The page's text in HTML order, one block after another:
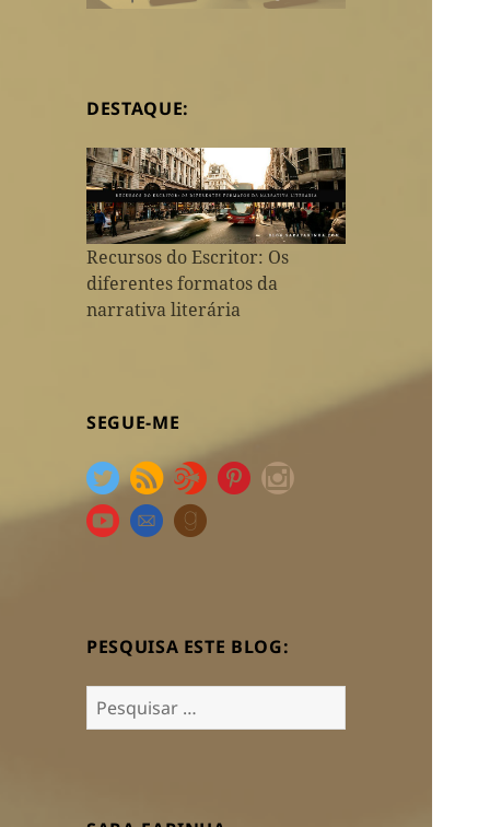
DESTAQUE:
Recursos do Escritor: Os
diferentes formatos da
narrativa literária
SEGUE-ME
PESQUISA ESTE BLOG:
Pesquisar
por: